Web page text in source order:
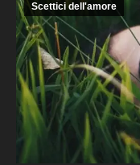
Scettici dell'amore